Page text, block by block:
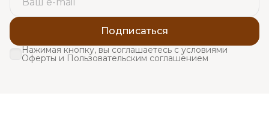
Подписаться
Нажимая кнопку, вы соглашаетесь с условиями
Оферты и Пользовательским соглашением